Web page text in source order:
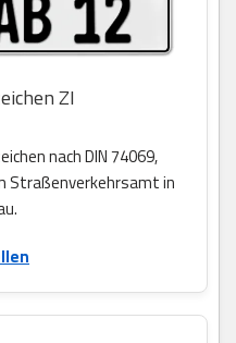
ZI
nach DIN 74069,
Straßenverkehrsamt in